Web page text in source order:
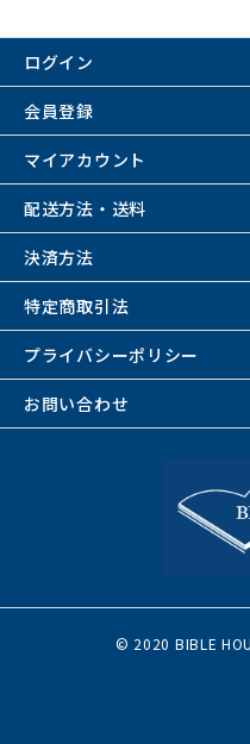
ログイン
会員登録
マイアカウント
配送方法・送料
決済方法
特定商取引法
プライバシーポリシー
お問い合わせ
© 2020 BIBLE